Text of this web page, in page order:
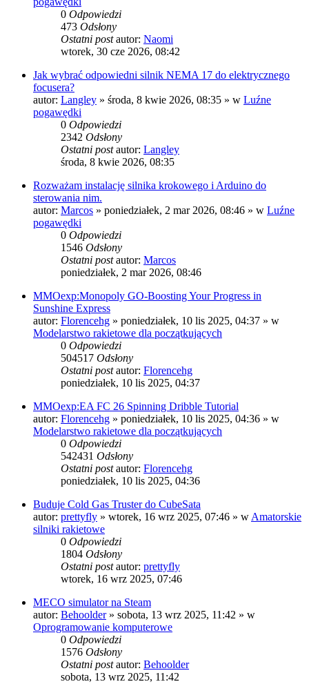
0 Odpowiedzi
473 Odsłony
Ostatni postautor: Naomi
wtorek, 30 cze 2026, 08:42
Jak wybrać odpowiedni silnik NEMA 17 do elektrycznego
focusera?
autor: Langley » środa, 8 kwie 2026, 08:35 » w Luźne
pogawędki
0 Odpowiedzi
2342 Odsłony
Ostatni postautor: Langley
środa, 8 kwie 2026, 08:35
Rozważam instalację silnika krokowego i Arduino do
sterowania nim.
autor: Marcos » poniedziałek, 2 mar 2026, 08:46 » w Luźne
pogawędki
0 Odpowiedzi
1546 Odsłony
Ostatni postautor: Marcos
poniedziałek, 2 mar 2026, 08:46
MMOexp:Monopoly GO-Boosting Your Progress in
Sunshine Express
autor: Florencehg » poniedziałek, 10 lis 2025, 04:37 » w
Modelarstwo rakietowe dla początkujących
0 Odpowiedzi
504517 Odsłony
Ostatni postautor: Florencehg
poniedziałek, 10 lis 2025, 04:37
MMOexp:EA FC 26 Spinning Dribble Tutorial
autor: Florencehg » poniedziałek, 10 lis 2025, 04:36 » w
Modelarstwo rakietowe dla początkujących
0 Odpowiedzi
542431 Odsłony
Ostatni postautor: Florencehg
poniedziałek, 10 lis 2025, 04:36
Buduje Cold Gas Truster do CubeSata
autor: prettyfly » wtorek, 16 wrz 2025, 07:46 » w Amatorskie
silniki rakietowe
0 Odpowiedzi
1804 Odsłony
Ostatni postautor: prettyfly
wtorek, 16 wrz 2025, 07:46
MECO simulator na Steam
autor: Behoolder» sobota, 13 wrz 2025, 11:42 » w
Oprogramowanie komputerowe
0 Odpowiedzi
1576 Odsłony
Ostatni postautor: Behoolder
sobota, 13 wrz 2025, 11:42